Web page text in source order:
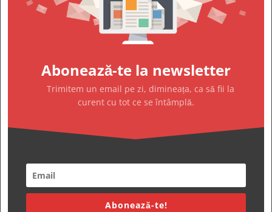
Abonează-te la newsletter
Trimitem un email pe zi, dimineața, ca să fii la
curent cu tot ce se întâmplă.
Abonează-te!